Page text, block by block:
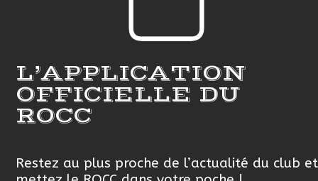
L’APPLICATION
OFFICIELLE DU
ROCC
Restez au plus proche de l’actualité du club et